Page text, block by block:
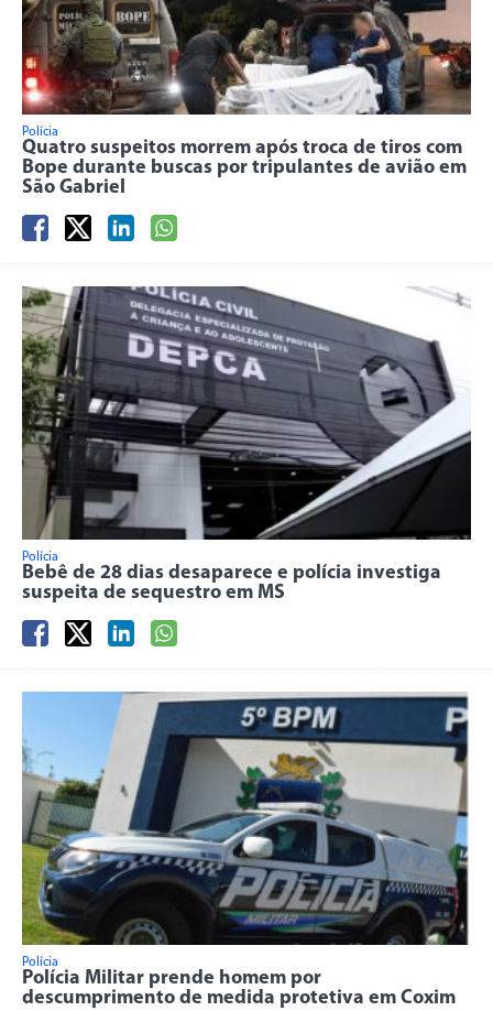
Polícia
Quatro suspeitos morrem após troca de tiros com
Bope durante buscas por tripulantes de avião em
São Gabriel
Polícia
Bebê de 28 dias desaparece e polícia investiga
suspeita de sequestro em MS
Polícia
Polícia Militar prende homem por
descumprimento de medida protetiva em Coxim